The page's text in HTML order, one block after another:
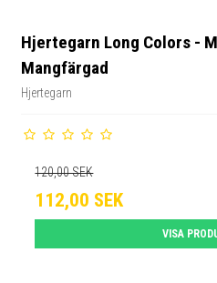
Hjertegarn Long Colors -
Mangfärgad
Hjertegarn
120,00 SEK
112,00 SEK
VISA